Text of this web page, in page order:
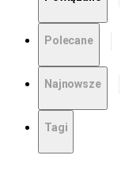
Polecane
Najnowsze
Tagi